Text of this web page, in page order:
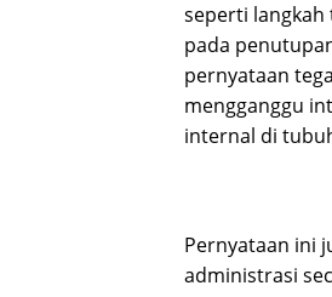
seperti langkah
pada
pernyataan
mengganggu
internal di
Pernyataan ini
administrasi